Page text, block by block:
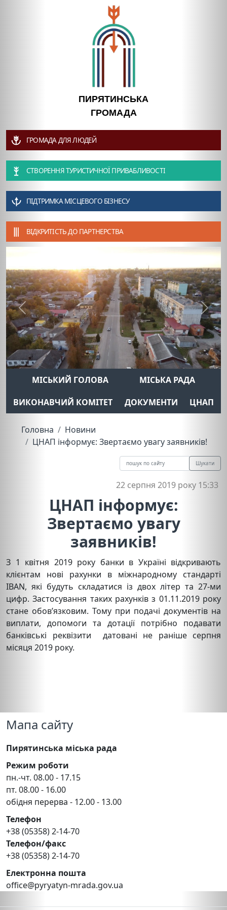
ПИРЯТИНСЬКА
ГРОМАДА
ГРОМАДА ДЛЯ ЛЮДЕЙ
СТВОРЕННЯ ТУРИСТИЧНОЇ ПРИВАБЛИВОСТІ
ПІДТРИМКА МІСЦЕВОГО БІЗНЕСУ
ВІДКРИТІСТЬ ДО ПАРТНЕРСТВА
Previous Next
МІСЬКИЙ ГОЛОВА
МІСЬКА РАДА
ВИКОНАВЧИЙ КОМІТЕТ
ДОКУМЕНТИ ЦНАП
Головна
Новини
ЦНАП інформує: Звертаємо увагу заявників!
Шукати
22 серпня 2019 року 15:33
ЦНАП інформує:
Звертаємо увагу
заявників!
З 1 квітня 2019 року банки в Україні відкривають
клієнтам нові рахунки в міжнародному стандарті
IBAN, які будуть складатися із двох літер та 27-ми
цифр. Застосування таких рахунків з 01.11.2019 року
стане обов’язковим. Тому при подачі документів на
виплати, допомоги та дотації потрібно подавати
банківські реквізити датовані не раніше серпня
місяця 2019 року.
Мапа сайту
Пирятинська міська рада
Режим роботи
пн.-чт. 08.00 - 17.15
пт. 08.00 - 16.00
обідня перерва - 12.00 - 13.00
Телефон
+38 (05358) 2-14-70
Телефон/факс
+38 (05358) 2-14-70
Електронна пошта
office@pyryatyn-mrada.gov.ua